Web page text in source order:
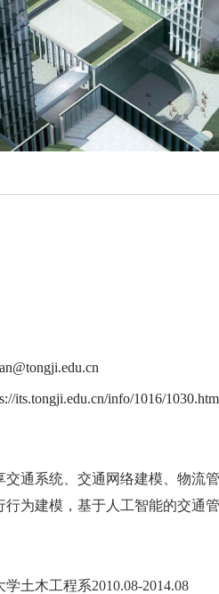
its.tongji.edu.cn/info/1016/1030.htm
交通系统、交通网络建模、物流
行为建模，基于人工智能的交通管
学土木工程系2010.08-2014.08